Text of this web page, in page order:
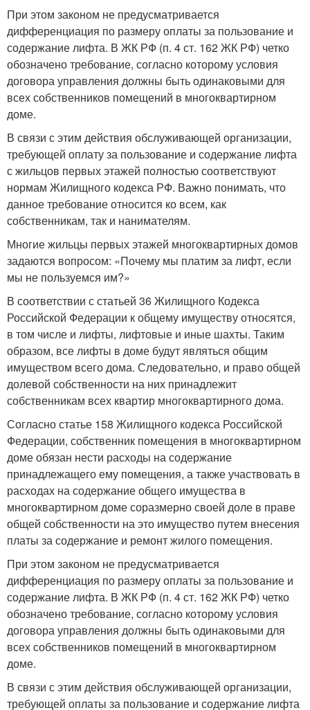
При этом законом не предусматривается
дифференциация по размеру оплаты за пользование и
содержание лифта. В ЖК РФ (п. 4 ст. 162 ЖК РФ) четко
обозначено требование, согласно которому условия
договора управления должны быть одинаковыми для
всех собственников помещений в многоквартирном
доме.
В связи с этим действия обслуживающей организации,
требующей оплату за пользование и содержание лифта
с жильцов первых этажей полностью соответствуют
нормам Жилищного кодекса РФ. Важно понимать, что
данное требование относится ко всем, как
собственникам, так и нанимателям.
Многие жильцы первых этажей многоквартирных домов
задаются вопросом: «Почему мы платим за лифт, если
мы не пользуемся им?»
В соответствии с статьей 36 Жилищного Кодекса
Российской Федерации к общему имуществу относятся,
в том числе и лифты, лифтовые и иные шахты. Таким
образом, все лифты в доме будут являться общим
имуществом всего дома. Следовательно, и право общей
долевой собственности на них принадлежит
собственникам всех квартир многоквартирного дома.
Согласно статье 158 Жилищного кодекса Российской
Федерации, собственник помещения в многоквартирном
доме обязан нести расходы на содержание
принадлежащего ему помещения, а также участвовать в
расходах на содержание общего имущества в
многоквартирном доме соразмерно своей доле в праве
общей собственности на это имущество путем внесения
платы за содержание и ремонт жилого помещения.
При этом законом не предусматривается
дифференциация по размеру оплаты за пользование и
содержание лифта. В ЖК РФ (п. 4 ст. 162 ЖК РФ) четко
обозначено требование, согласно которому условия
договора управления должны быть одинаковыми для
всех собственников помещений в многоквартирном
доме.
В связи с этим действия обслуживающей организации,
требующей оплаты за пользование и содержание лифта